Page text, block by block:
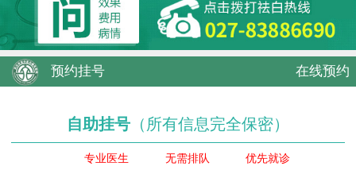
预约挂号 在线预约
自助挂号 （所有信息完全保密）
专业医生 无需排队 优先就诊